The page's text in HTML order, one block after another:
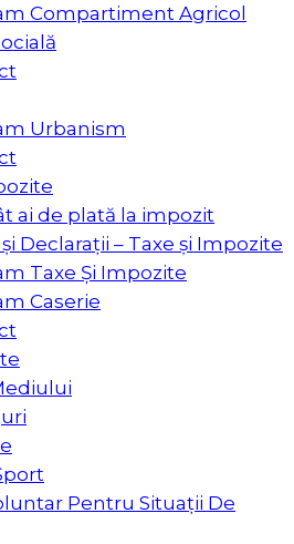
Compartiment Agricol
Urbanism
ai de plată la impozit
Declarații – Taxe și Impozite
Taxe Și Impozite
Caserie
Pentru Situaţii De